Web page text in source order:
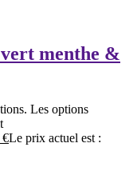
menthe &
Les options
€Le prix actuel est :